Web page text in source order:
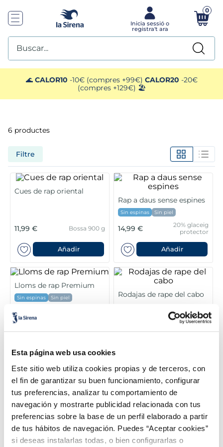
Esta página web usa cookies
Este sitio web utiliza cookies propias y de terceros, con
el fin de garantizar su buen funcionamiento, configurar
tus preferencias, analizar tu comportamiento de
navegación y mostrarte publicidad relacionada con tus
preferencias sobre la base de un perfil elaborado a partir
de tus hábitos de navegación. Puedes “Aceptar cookies”
si deseas instalarlas todas, o bien configurarlas o
0
Buscar...
🌊 CALOR10 -10€ (compres +99€) CALOR20 -20€
(compres +129€) 🏖️
6 productes
Filtre
Cues de rap oriental
11,99 € Bossa 900 g
Añadir
Rap a daus sense espines
Sin espinas Sin piel
14,99 €
20% glaceig
protector
Añadir
Lloms de rap Premium
Sin espinas Sin piel
12,99 €
Rodajas de rape del cabo
Unitat 300g
TOP SEARCHES
1. helados sirena
2 gambas
patatas
gamba
canelones
8. gambon
. listísimos
10. pollo